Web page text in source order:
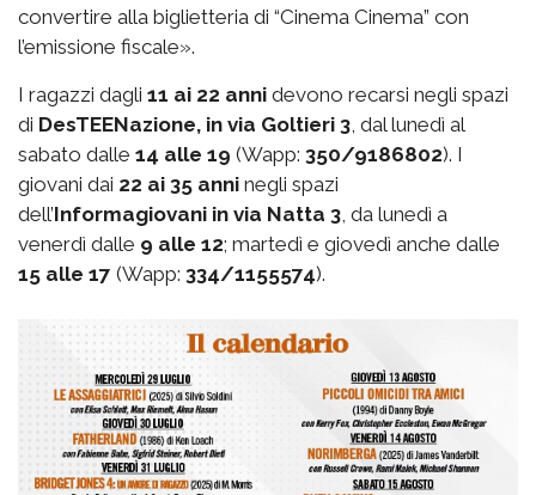
convertire alla biglietteria di “Cinema Cinema” con
l’emissione fiscale».
I ragazzi dagli 11 ai 22 anni devono recarsi negli spazi
di DesTEENazione, in via Goltieri 3 , dal lunedì al
sabato dalle 14 alle 19 (Wapp: 350/9186802). I
giovani dai 22 ai 35 anni negli spazi
dell’Informagiovani in via Natta 3 , da lunedì a
venerdì dalle 9 alle 12; martedì e giovedì anche dalle
15 alle 17 (Wapp: 334/1155574).